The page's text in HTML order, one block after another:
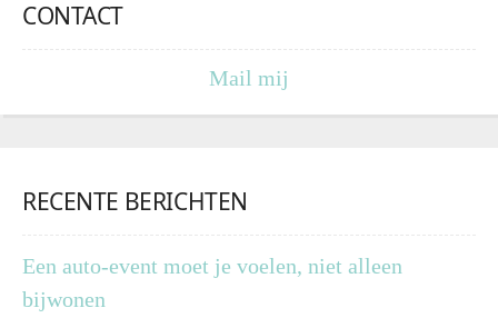
CONTACT
Mail mij
RECENTE BERICHTEN
Een auto-event moet je voelen, niet alleen
bijwonen